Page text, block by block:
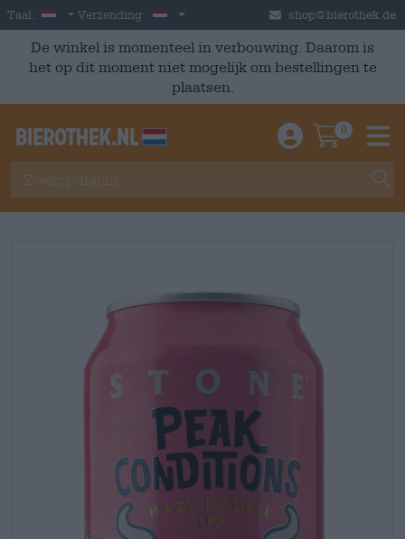
Skip to main content
Taal: Dutch
Verzending: Nederland shop@bierothek.de
De winkel is momenteel in verbouwing. Daarom is
het op dit moment niet mogelijk om bestellingen te
plaatsen.
Einloggen /
0